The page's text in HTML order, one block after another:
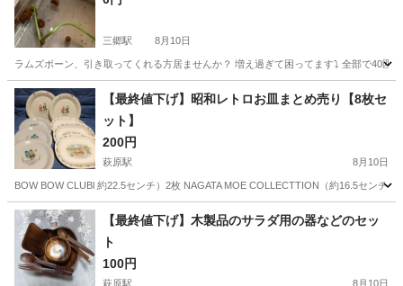
三郷駅 8月10日
ラムズボーン、引き取ってくれる方居ませんか？ 増え過ぎて困ってます⤵︎ 全部で40
愛知 瀬戸市 三郷駅 家庭用品
【最終値下げ】昭和レトロお皿まとめ売り【8枚セ
ット】
200円
萩原駅 8月10日
BOW BOW CLUBl 約22.5センチ）2枚 NAGATA MOE COLLECTTION（約16.5センチ
愛知 一宮市 萩原駅 食器
【最終値下げ】木製品のサラダ用の器などのセッ
ト
100円
萩原駅 8月10日